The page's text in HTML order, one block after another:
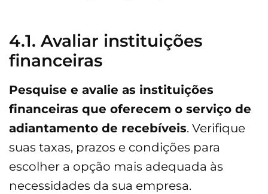
4.1. Avaliar instituições
financeiras
Pesquise e avalie as instituições
financeiras que oferecem o serviço de
adiantamento de recebíveis. Verifique
suas taxas, prazos e condições para
escolher a opção mais adequada às
necessidades da sua empresa.